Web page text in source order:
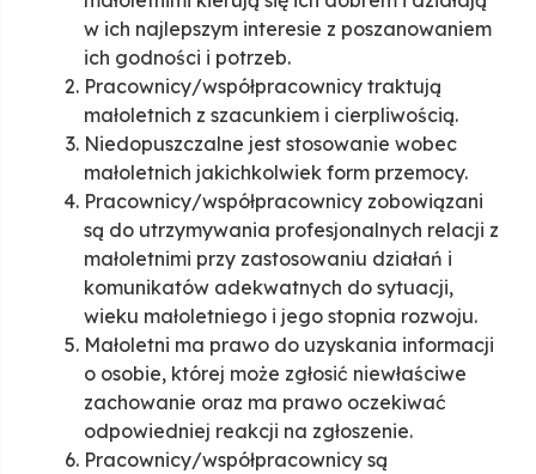
w ich najlepszym interesie z poszanowaniem
ich godności i potrzeb.
Pracownicy/współpracownicy traktują
małoletnich z szacunkiem i cierpliwością.
Niedopuszczalne jest stosowanie wobec
małoletnich jakichkolwiek form przemocy.
Pracownicy/współpracownicy zobowiązani
są do utrzymywania profesjonalnych relacji z
małoletnimi przy zastosowaniu działań i
komunikatów adekwatnych do sytuacji,
wieku małoletniego i jego stopnia rozwoju.
Małoletni ma prawo do uzyskania informacji
o osobie, której może zgłosić niewłaściwe
zachowanie oraz ma prawo oczekiwać
odpowiedniej reakcji na zgłoszenie.
Pracownicy/współpracownicy są